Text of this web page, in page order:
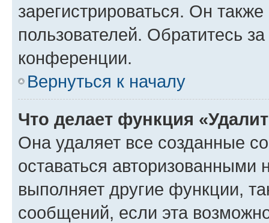
зарегистрироваться. Он
пользователей. Обратитесь
конференции.
Вернуться к началу
Что делает функция
Она удаляет все созданные
оставаться авторизованными
выполняет другие функции,
сообщений, если эта